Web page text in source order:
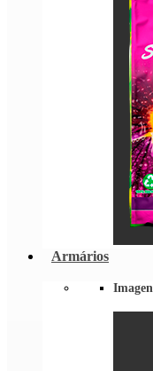
Armários
Imagen